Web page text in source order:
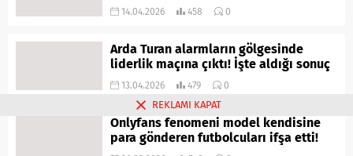
14.04.2026 458 0
Arda Turan alarmların gölgesinde
liderlik maçına çıktı! İşte aldığı sonuç
13.04.2026 479 0
Onlyfans fenomeni model kendisine
para gönderen futbolcuları ifşa etti!
REKLAMI KAPAT